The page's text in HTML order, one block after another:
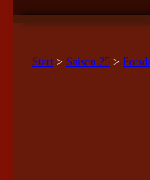
Start > Saison 25 >